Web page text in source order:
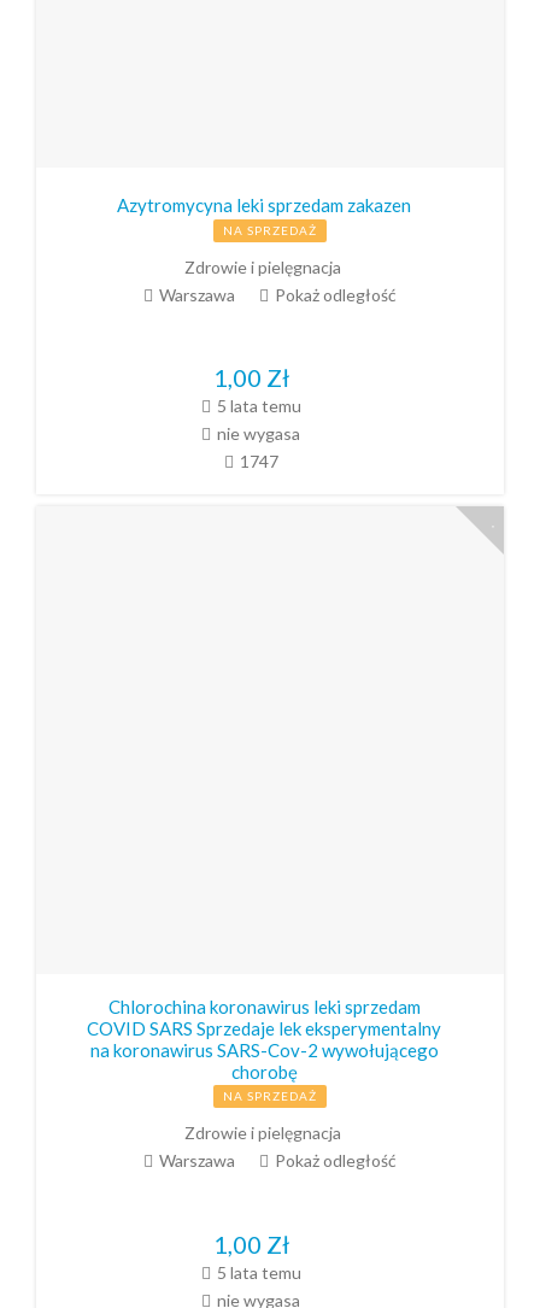
Azytromycyna leki sprzedam zakazen
NA SPRZEDAŻ
Zdrowie i pielęgnacja
Warszawa
Pokaż odległość
1,00 Zł
5 lata temu
nie wygasa
1747
Chlorochina koronawirus leki sprzedam
COVID SARS Sprzedaje lek eksperymentalny
na koronawirus SARS-Cov-2 wywołującego
chorobę
NA SPRZEDAŻ
Zdrowie i pielęgnacja
Warszawa
Pokaż odległość
1,00 Zł
5 lata temu
nie wygasa